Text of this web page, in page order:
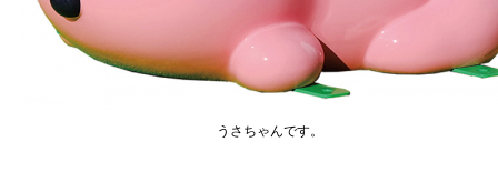
うさちゃんです。